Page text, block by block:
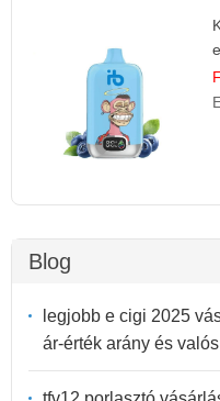
Blog
legjobb e cigi 2025
ár-érték arány és